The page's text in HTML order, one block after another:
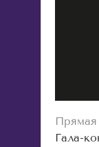
Прямая
Гала-